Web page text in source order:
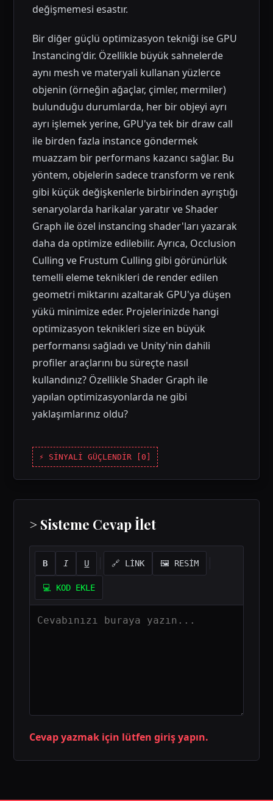
değişmemesi esastır.
Bir diğer güçlü optimizasyon tekniği ise GPU
Instancing'dir. Özellikle büyük sahnelerde
aynı mesh ve materyali kullanan yüzlerce
objenin (örneğin ağaçlar, çimler, mermiler)
bulunduğu durumlarda, her bir objeyi ayrı
ayrı işlemek yerine, GPU'ya tek bir draw call
ile birden fazla instance göndermek
muazzam bir performans kazancı sağlar. Bu
yöntem, objelerin sadece transform ve renk
gibi küçük değişkenlerle birbirinden ayrıştığı
senaryolarda harikalar yaratır ve Shader
Graph ile özel instancing shader'ları yazarak
daha da optimize edilebilir. Ayrıca, Occlusion
Culling ve Frustum Culling gibi görünürlük
temelli eleme teknikleri de render edilen
geometri miktarını azaltarak GPU'ya düşen
yükü minimize eder. Projelerinizde hangi
optimizasyon teknikleri size en büyük
performansı sağladı ve Unity'nin dahili
profiler araçlarını bu süreçte nasıl
kullandınız? Özellikle Shader Graph ile
yapılan optimizasyonlarda ne gibi
yaklaşımlarınız oldu?
⚡ SİNYALİ GÜÇLENDİR [0
> Sisteme Cevap İlet
B I U 🔗 LİNK 🖼️ RESİM
💻 KOD EKLE
Cevap yazmak için lütfen giriş yapın.